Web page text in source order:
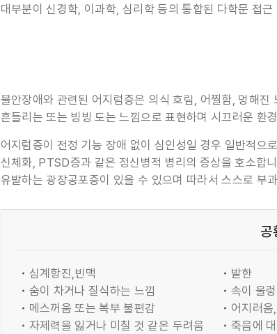
대부분이 신경학, 이과학, 심리학 등의 통합된 다학문 접
불안장애와 관련된 어지럼증은 의식 흐림, 어찔함, 멍해
흔들리는 또는 빙빙 도는 느낌으로 표현하며 시끄러운 환
어지럼증이 전정 기능 장애 없이 심인성일 경우 일반적으
신체화, PTSD증과 같은 정신병적 병리의 증상을 호소합
유발하는 광장공포증이 있을 수 있으며 따라서 스스로 부
공
심계항진,빈맥 발한
숨이 차거나 질식하는 느낌
속이 울
메스꺼움 또는 복부 불편감
어지러
자제력을 잃거나 미칠 것 같은 두려움
죽음에